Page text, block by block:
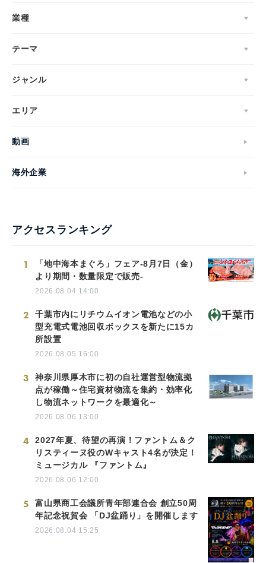
業種
テーマ
ジャンル
エリア
動画
海外企業
アクセスランキング
1
「地中海本まぐろ」フェア-8月7日（金）
より期間・数量限定で販売-
2026.08.04 14:00
2
千葉市内にリチウムイオン電池などの小
型充電式電池回収ボックスを新たに15カ
所設置
2026.08.05 16:00
3
神奈川県厚木市に初の自社運営型物流拠
点が稼働～住宅資材物流を集約・効率化
し物流ネットワークを最適化～
2026.08.06 13:00
4
2027年夏、待望の再演！ファントム＆ク
リスティーヌ役のWキャスト4名が決定！
ミュージカル 『ファントム』
2026.08.06 12:00
5
富山県商工会議所青年部連合会 創立50周
年記念祝賀会 「DJ盆踊り」を開催します
2026.08.04 15:25